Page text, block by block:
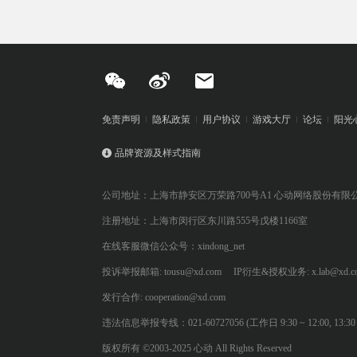
免责声明 隐私政策 用户协议 游戏大厅 论坛 阳光
品牌资源及样式指南
公司地址：上海市静安区万荣路700号A1 心动网络股份有限
注册地址：上海市闵行区东川路555号戊楼1166室
在线客服微信公众号：xindong_net
投诉举报邮箱: tousu@xd.com IP衍生&授权业务:
发行合作: cooperation@xd.com
违法信息举报专线：021-60727056 (工作日 9:30 ~ 12:00, 13:30
版权所有 ©2003-2025 心动 All Rights Reserved